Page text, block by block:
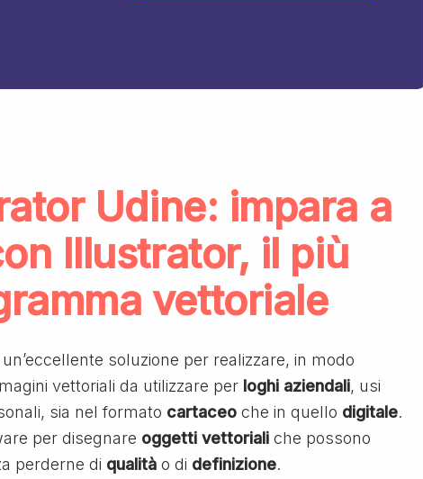
Udine: impara a
Illustrator, il più
vettoriale
soluzione per realizzare, in modo
vettoriali da utilizzare per loghi aziendali, usi
sia nel formato cartaceo che in quello digitale.
per disegnare oggetti vettoriali che possono
perderne di qualità o di definizione.